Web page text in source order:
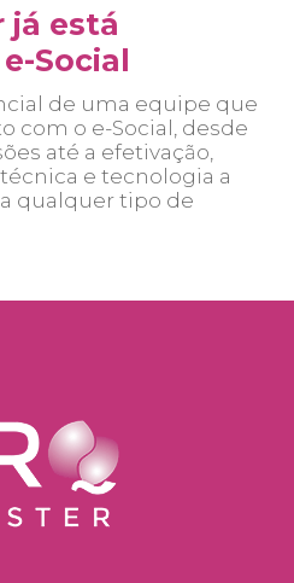
já está
Social
de uma equipe que
com o e-Social, desde
até a efetivação,
e tecnologia a
qualquer tipo de